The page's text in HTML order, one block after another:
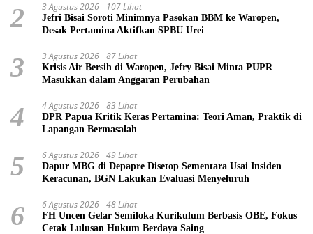
2 3 Agustus 2026 107 Lihat
Jefri Bisai Soroti Minimnya Pasokan BBM ke Waropen,
Desak Pertamina Aktifkan SPBU Urei
3 3 Agustus 2026 87 Lihat
Krisis Air Bersih di Waropen, Jefry Bisai Minta PUPR
Masukkan dalam Anggaran Perubahan
4 4 Agustus 2026 83 Lihat
DPR Papua Kritik Keras Pertamina: Teori Aman, Praktik di
Lapangan Bermasalah
5 6 Agustus 2026 49 Lihat
Dapur MBG di Depapre Disetop Sementara Usai Insiden
Keracunan, BGN Lakukan Evaluasi Menyeluruh
6 6 Agustus 2026 48 Lihat
FH Uncen Gelar Semiloka Kurikulum Berbasis OBE, Fokus
Cetak Lulusan Hukum Berdaya Saing